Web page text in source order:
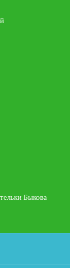
Быкова